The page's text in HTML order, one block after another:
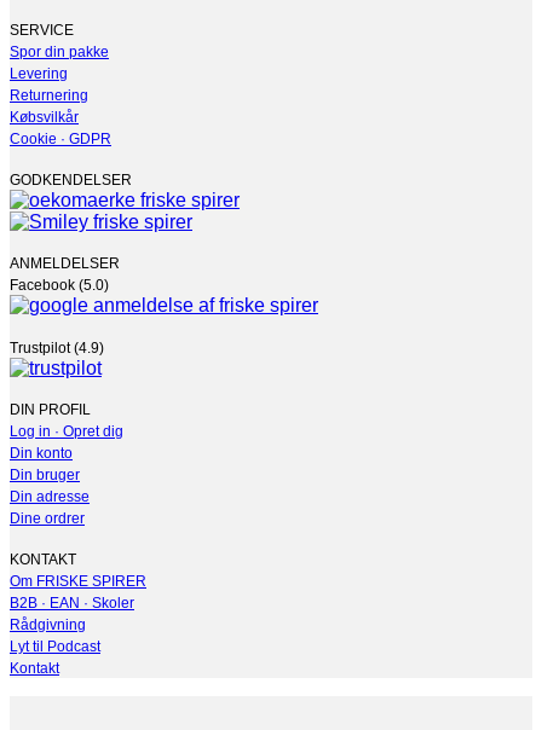
vælges
på
varesiden
SERVICE
Spor din pakke
Levering
Returnering
Købsvilkår
Cookie · GDPR
GODKENDELSER
ANMELDELSER
Facebook (5.0)
Trustpilot (4.9)
DIN PROFIL
Log in · Opret dig
Din konto
Din bruger
Din adresse
Dine ordrer
KONTAKT
Om FRISKE SPIRER
B2B · EAN · Skoler
Rådgivning
Lyt til Podcast
Kontakt